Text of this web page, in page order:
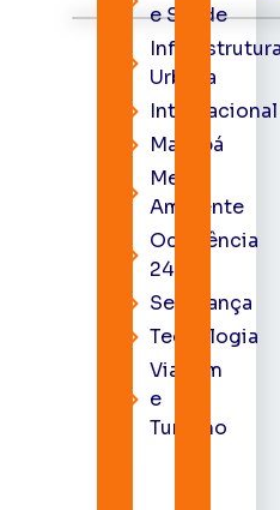
e Saúde
Urbana
Internacional
Macapá
Meio
Ambiente
Ocorrência
24h
Segurança
Tecnologia
Viagem
e
Turismo